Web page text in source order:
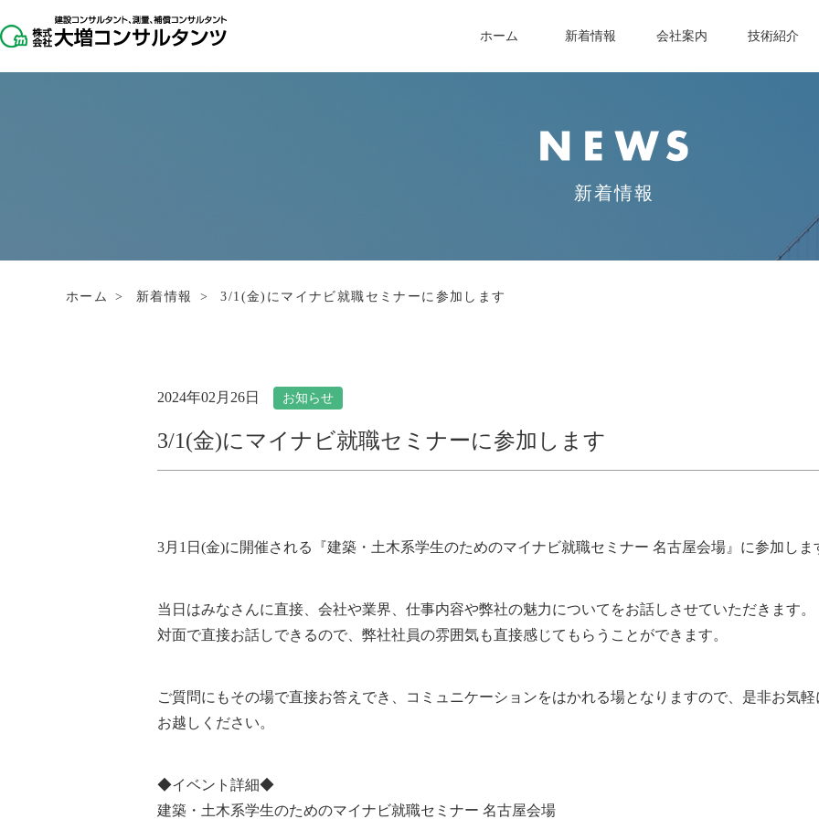
ホーム 新着情報 会社案内 技術紹介
新着情報
ホーム > 新着情報 > 3/1(金)にマイナビ就職セミナーに参加します
2024年02月26日 お知らせ
3/1(金)にマイナビ就職セミナーに参加します
3月1日(金)に開催される『建築・土木系学生のためのマイナビ就職セミナー 名古屋会場』に参加しま
当日はみなさんに直接、会社や業界、仕事内容や弊社の魅力についてをお話しさせていただきます。
対面で直接お話しできるので、弊社社員の雰囲気も直接感じてもらうことができます。
ご質問にもその場で直接お答えでき、コミュニケーションをはかれる場となりますので、是非お気
お越しください。
◆イベント詳細◆
建築・土木系学生のためのマイナビ就職セミナー 名古屋会場